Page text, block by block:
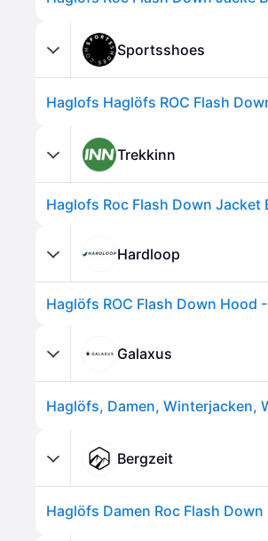
Sportsshoes
Trekkinn
Haglofs Roc Flash Down Jacket
Hardloop
Galaxus
Bergzeit
Haglöfs Damen Roc Flash